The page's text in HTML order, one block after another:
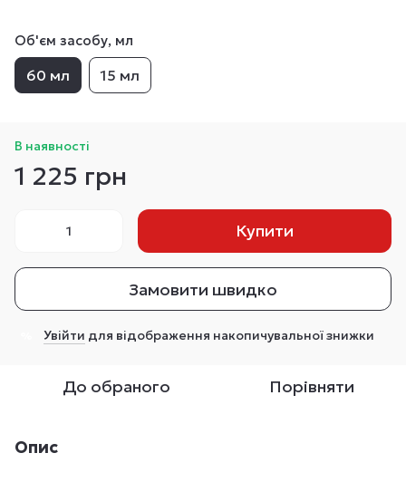
Об'єм засобу, мл
60 мл 15 мл
В наявності
1 225 грн
Купити
Замовити швидко
Увійти для відображення накопичувальної знижки
До обраного Порівняти
Опис